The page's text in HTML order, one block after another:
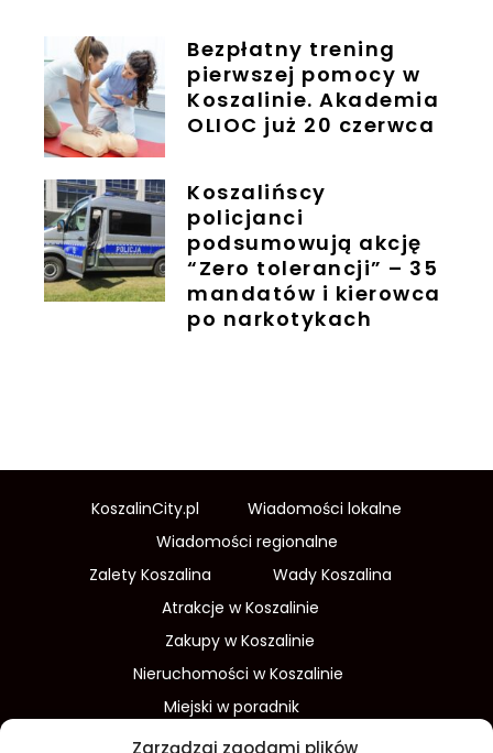
Zarządzaj zgodami plików
Bezpłatny trening
pierwszej pomocy w
Koszalinie. Akademia
OLIOC już 20 czerwca
Koszalińscy
policjanci
podsumowują akcję
“Zero tolerancji” – 35
mandatów i kierowca
po narkotykach
KoszalinCity.pl
Wiadomości lokalne
Wiadomości regionalne
Zalety Koszalina
Wady Koszalina
Atrakcje w Koszalinie
Zakupy w Koszalinie
Nieruchomości w Koszalinie
Miejski w poradnik
Wydarzenia w Koszalinie